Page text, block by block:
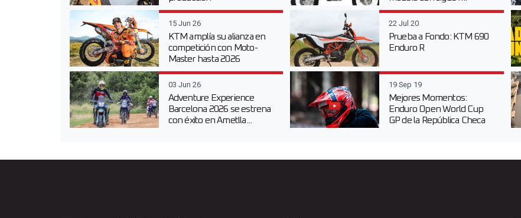
15 Jun 26
KTM amplía su alianza en
competición con Moto-
Master hasta 2026
03 Jun 26
Adventure Experience
Barcelona 2026 se estrena
con éxito en Ametlla...
22 Jul 20
Prueba a Fondo: KTM 690
Enduro R
19 Sep 19
Mejores Momentos:
Enduro Open World Cup
GP de la República Checa